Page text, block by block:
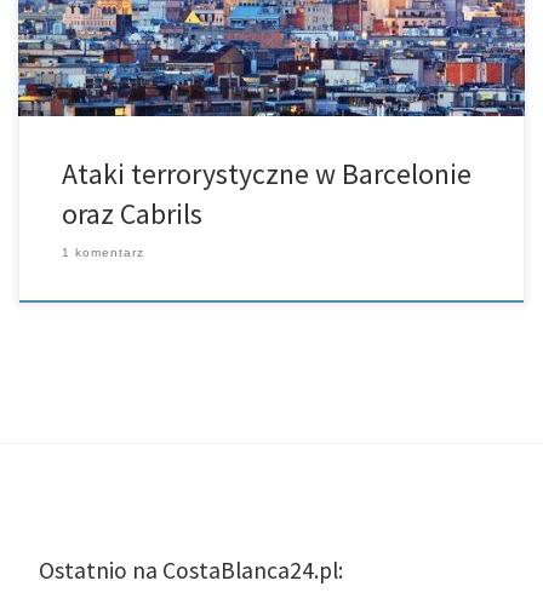
Ataki terrorystyczne w Barcelonie
oraz Cabrils
1 komentarz
Ostatnio na CostaBlanca24.pl: